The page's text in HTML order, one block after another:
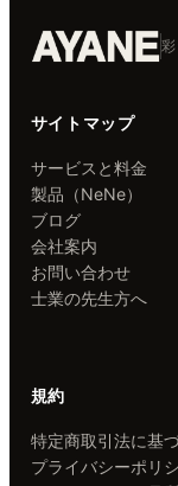
サイトマップ
サービスと料金
製品（NeNe）
ブログ
会社案内
お問い合わせ
士業の先生方へ
規約
特定商取引法に基
プライバシーポリ